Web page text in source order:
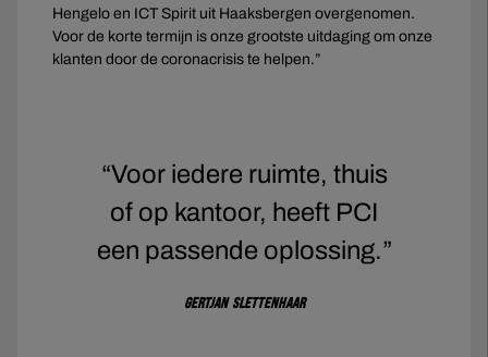
Hengelo en ICT Spirit uit Haaksbergen overgenomen.
Voor de korte termijn is onze grootste uitdaging om onze
klanten door de coronacrisis te helpen.”
“Voor iedere ruimte, thuis
of op kantoor, heeft PCI
een passende oplossing.”
Gertjan Slettenhaar